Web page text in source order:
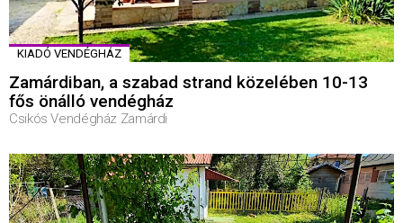
KIADÓ VENDÉGHÁZ
Zamárdiban, a szabad strand közelében 10-13
fős önálló vendégház
Csikós Vendégház Zamárdi